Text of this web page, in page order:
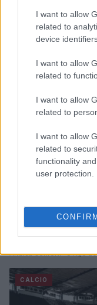
I want to allow
related to
device
I want to allow
related to
I want to allow
related to
I want to allow
related to
functionality
user protection.
CONFIRM
Parma Calcio:
trasferimento
Andrea Conforti · 8 Ago
CALCIO
Trofeo Doppio
Parma-Sampdoria
Andrea Conforti · 8 Ago
CALCIO